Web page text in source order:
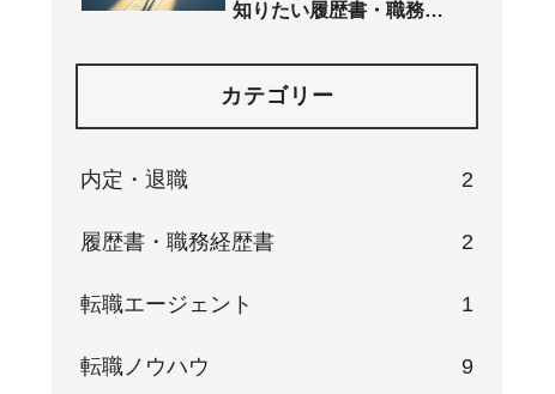
知りたい履歴書・職務経
カテゴリー
内定・退職 2
履歴書・職務経歴書 2
転職エージェント 1
転職ノウハウ 9